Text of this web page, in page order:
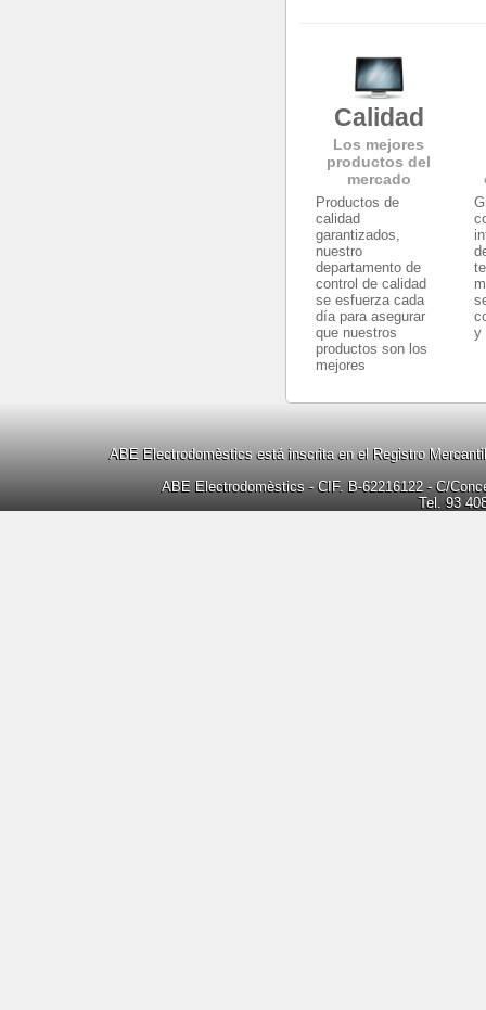
Calidad
Los mejores
productos del
mercado
Productos de
calidad
garantizados,
nuestro
departamento de
control de calidad
se esfuerza cada
día para asegurar
que nuestros
productos son los
mejores
y
ABE Electrodomèstics está inscrita en el Registro
ABE Electrodomèstics - CIF. B-62216122 - C/
Tel. 93